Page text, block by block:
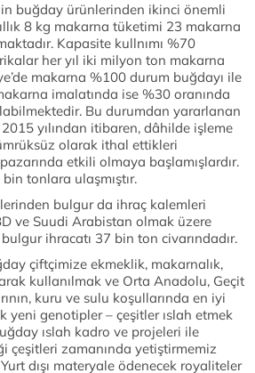
buğday ürünlerinden ikinci önemli
8 kg makarna tüketimi 23 makarna
Kapasite kullnımı %70
her yıl iki milyon ton makarna
makarna %100 durum buğdayı ile
imalatında ise %30 oranında
Bu durumdan yararlanan
yılından itibaren, dâhilde işleme
olarak ithal ettikleri
etkili olmaya başlamışlardır.
tonlara ulaşmıştır.
bulgur da ihraç kalemleri
ve Suudi Arabistan olmak üzere
ihracatı 37 bin ton civarındadır.
çiftçimize ekmeklik, makarnalık,
kullanılmak ve Orta Anadolu, Geçit
kuru ve sulu koşullarında en iyi
yeni genotipler – çeşitler ıslah etmek
ıslah kadro ve projeleri ile
çeşitleri zamanında yetiştirmemiz
dışı materyale ödenecek royaliteler